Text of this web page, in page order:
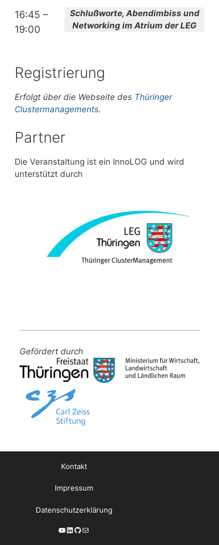
16:45 –
19:00
Schlußworte, Abendimbiss und
Networking im Atrium der LEG
Registrierung
Erfolgt über die Webseite des Thüringer
Clustermanagements.
Partner
Die Veranstaltung ist ein InnoLOG und wird
unterstützt durch
Gefördert durch
Kontakt
Impressum
Datenschutzerklärung
YouTube LinkedIn GitHub E-Mail